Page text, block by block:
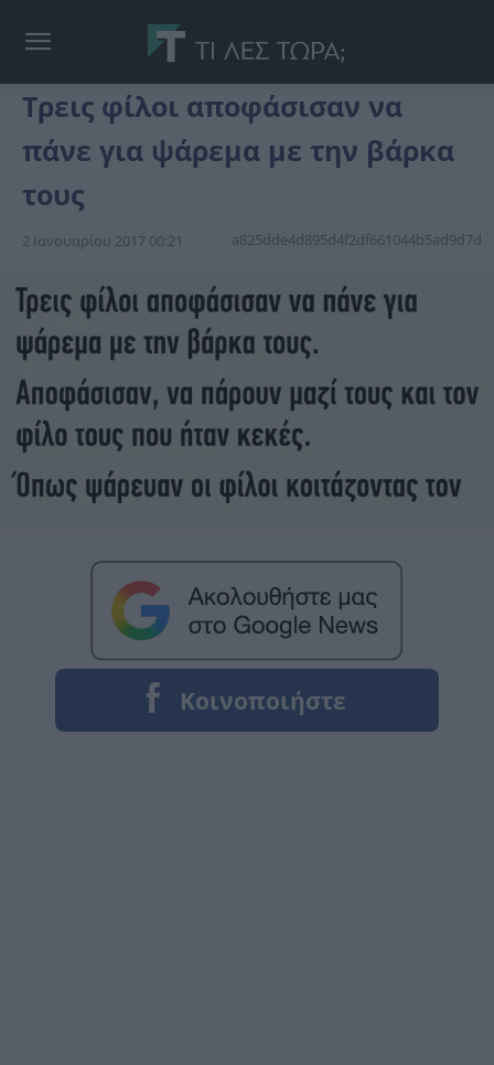
Τρεις φίλοι αποφάσισαν να
πάνε για ψάρεμα με την βάρκα
τους
2 Ιανουαρίου 2017 00:21 a825dde4d895d4f2df661044b5ad9d7d